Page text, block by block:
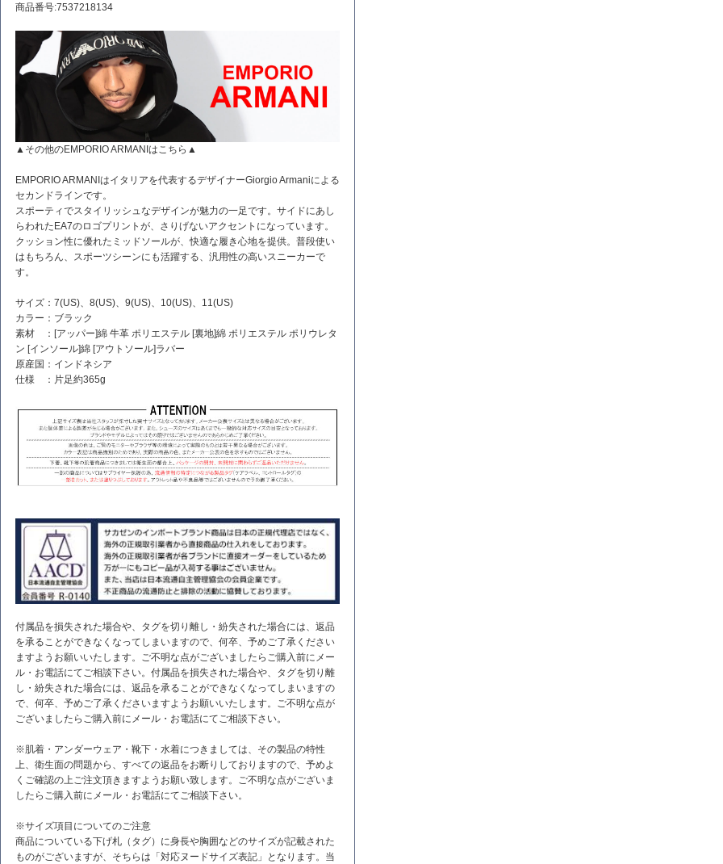
商品番号:7537218134
▲その他のEMPORIO ARMANIはこちら▲
EMPORIO ARMANIはイタリアを代表するデザイナーGiorgio Armaniによる
セカンドラインです。
スポーティでスタイリッシュなデザインが魅力の一足です。サイドにあし
らわれたEA7のロゴプリントが、さりげないアクセントになっています。
クッション性に優れたミッドソールが、快適な履き心地を提供。普段使い
はもちろん、スポーツシーンにも活躍する、汎用性の高いスニーカーで
す。
サイズ：7(US)、8(US)、9(US)、10(US)、11(US)
カラー：ブラック
素材 ：[アッパー]綿 牛革 ポリエステル [裏地]綿 ポリエステル ポリウレタ
ン [インソール]綿 [アウトソール]ラバー
原産国：インドネシア
仕様 ：片足約365g
付属品を損失された場合や、タグを切り離し・紛失された場合には、返品
を承ることができなくなってしまいますので、何卒、予めご了承ください
ますようお願いいたします。ご不明な点がございましたらご購入前にメー
ル・お電話にてご相談下さい。付属品を損失された場合や、タグを切り離
し・紛失された場合には、返品を承ることができなくなってしまいますの
で、何卒、予めご了承くださいますようお願いいたします。ご不明な点が
ございましたらご購入前にメール・お電話にてご相談下さい。
※肌着・アンダーウェア・靴下・水着につきましては、その製品の特性
上、衛生面の問題から、すべての返品をお断りしておりますので、予めよ
くご確認の上ご注文頂きますようお願い致します。ご不明な点がございま
したらご購入前にメール・お電話にてご相談下さい。
※サイズ項目についてのご注意
商品についている下げ札（タグ）に身長や胸囲などのサイズが記載された
ものがございますが、そちらは「対応ヌードサイズ表記」となります。当